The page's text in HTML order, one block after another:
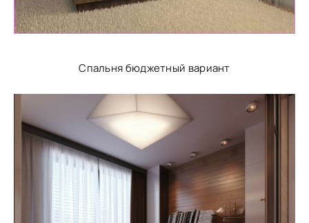
Спальня бюджетный вариант